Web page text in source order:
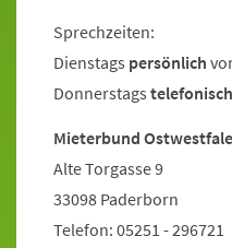
Sprechzeiten:
Dienstags persönlich
Donnerstags telefonisch
Mieterbund
Alte Torgasse 9
33098 Paderborn
Telefon: 05251 - 296721